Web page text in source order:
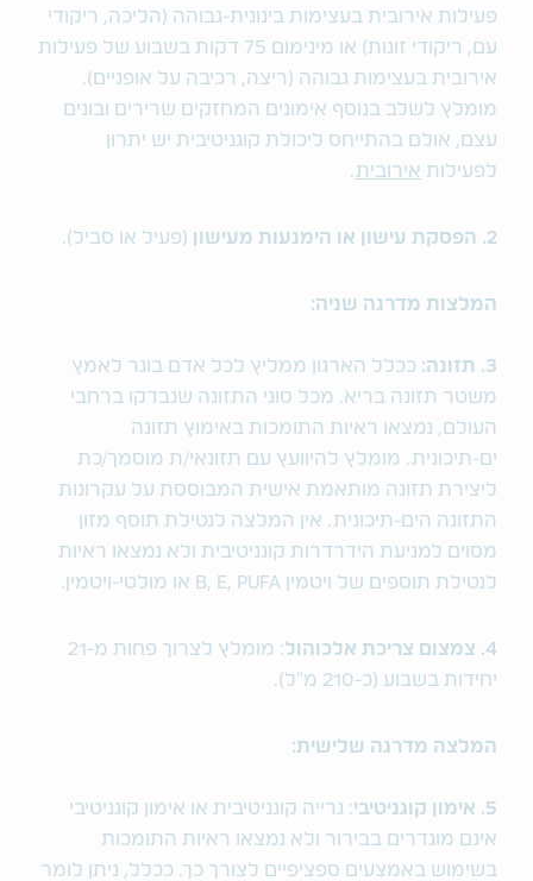
פעילות אירובית בעצימות בינונית-גבוהה (הליכה, ריקודי
עם, ריקודי זוגות) או מינימום 75 דקות בשבוע של פעילות
אירובית בעצימות גבוהה (ריצה, רכיבה על אופניים).
מומלץ לשלב בנוסף אימונים המחזקים שרירים ובונים
עצם, אולם בהתייחס ליכולת קוגניטיבית יש יתרון
לפעילות אירובית.
2. הפסקת עישון או הימנעות מעישון (פעיל או סביל).
המלצות מדרגה שניה:
3. תזונה:
ככלל הארגון ממליץ לכל אדם בוגר לאמץ
משטר תזונה בריא. מכל סוגי התזונה שנבדקו ברחבי
העולם, נמצאו ראיות התומכות באימוץ תזונה
ים-תיכונית. מומלץ להיוועץ עם תזונאי/ת מוסמך/כת
ליצירת תזונה מותאמת אישית המבוססת על עקרונות
התזונה הים-תיכונית. אין המלצה לנטילת תוסף מזון
מסוים למניעת הידרדרות קוגניטיבית ולא נמצאו ראיות
לנטילת תוספים של ויטמין B, E, PUFA או מולטי-ויטמין.
4. צמצום צריכת אלכוהול
: מומלץ לצרוך פחות מ-21
יחידות בשבוע (כ-210 מ"ל).
המלצה מדרגה שלישית:
5. אימון קוגניטיבי
: גרייה קוגניטיבית או אימון קוגניטיבי
אינם מוגדרים בבירור ולא נמצאו ראיות התומכות
בשימוש באמצעים ספציפיים לצורך כך. ככלל, ניתן לומר